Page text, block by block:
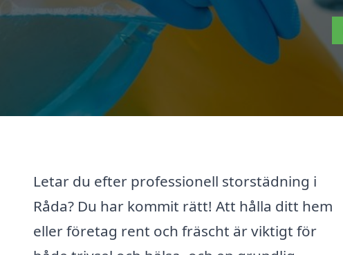
Letar du efter professionell storstädning i
Råda? Du har kommit rätt! Att hålla ditt hem
eller företag rent och fräscht är viktigt för